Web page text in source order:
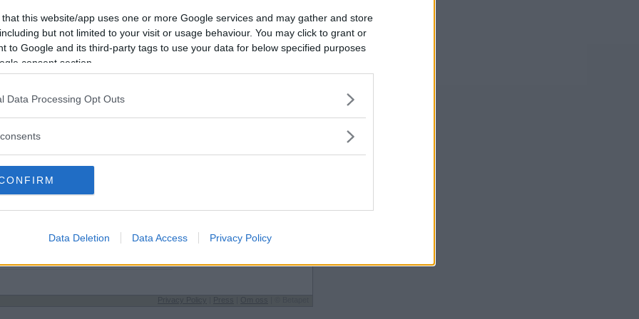
that this website/app uses one or more Google services and may gather and store
but not limited to your visit or usage behaviour. You may click to grant or
to Google and its third-party tags to use your data for below specified purposes
consent section.
Data Processing Opt Outs
Data Deletion Data Access Privacy Policy
Avbrutna
84
Oavgjorda
26
Jag äter
När jag blir påmind
Rullare
Æ
Vill du bli
medlem?